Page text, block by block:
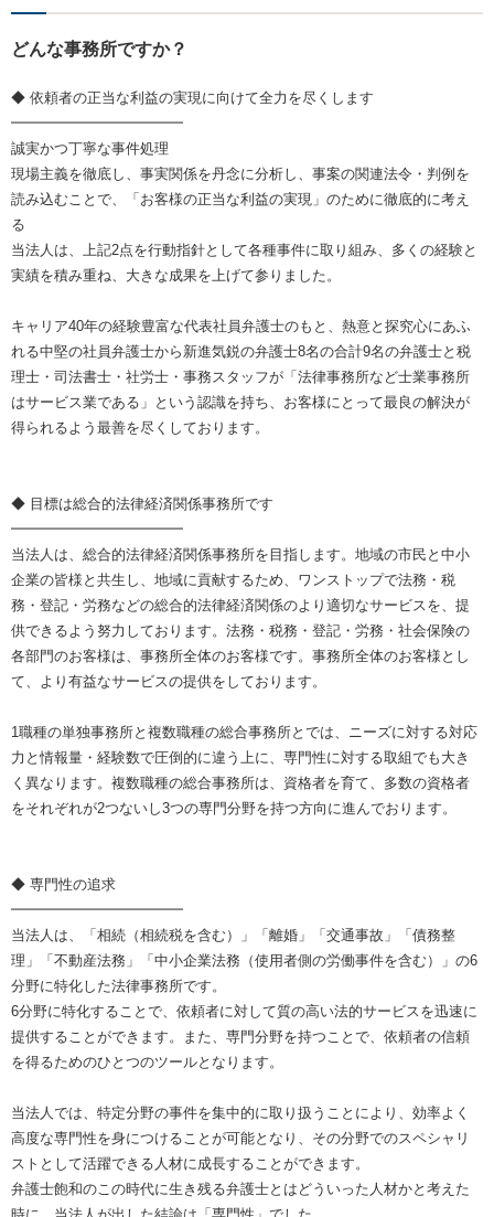
どんな事務所ですか？
◆ 依頼者の正当な利益の実現に向けて全力を尽くします
━━━━━━━━━━━━
誠実かつ丁寧な事件処理
現場主義を徹底し、事実関係を丹念に分析し、事案の関連法令・判例を
読み込むことで、「お客様の正当な利益の実現」のために徹底的に考え
る
当法人は、上記2点を行動指針として各種事件に取り組み、多くの経験と
実績を積み重ね、大きな成果を上げて参りました。
キャリア40年の経験豊富な代表社員弁護士のもと、熱意と探究心にあふ
れる中堅の社員弁護士から新進気鋭の弁護士8名の合計9名の弁護士と税
理士・司法書士・社労士・事務スタッフが「法律事務所など士業事務所
はサービス業である」という認識を持ち、お客様にとって最良の解決が
得られるよう最善を尽くしております。
◆ 目標は総合的法律経済関係事務所です
━━━━━━━━━━━━
当法人は、総合的法律経済関係事務所を目指します。地域の市民と中小
企業の皆様と共生し、地域に貢献するため、ワンストップで法務・税
務・登記・労務などの総合的法律経済関係のより適切なサービスを、提
供できるよう努力しております。法務・税務・登記・労務・社会保険の
各部門のお客様は、事務所全体のお客様です。事務所全体のお客様とし
て、より有益なサービスの提供をしております。
1職種の単独事務所と複数職種の総合事務所とでは、ニーズに対する対応
力と情報量・経験数で圧倒的に違う上に、専門性に対する取組でも大き
く異なります。複数職種の総合事務所は、資格者を育て、多数の資格者
をそれぞれが2つないし3つの専門分野を持つ方向に進んでおります。
◆ 専門性の追求
━━━━━━━━━━━━
当法人は、「相続（相続税を含む）」「離婚」「交通事故」「債務整
理」「不動産法務」「中小企業法務（使用者側の労働事件を含む）」の6
分野に特化した法律事務所です。
6分野に特化することで、依頼者に対して質の高い法的サービスを迅速に
提供することができます。また、専門分野を持つことで、依頼者の信頼
を得るためのひとつのツールとなります。
当法人では、特定分野の事件を集中的に取り扱うことにより、効率よく
高度な専門性を身につけることが可能となり、その分野でのスペシャリ
ストとして活躍できる人材に成長することができます。
弁護士飽和のこの時代に生き残る弁護士とはどういった人材かと考えた